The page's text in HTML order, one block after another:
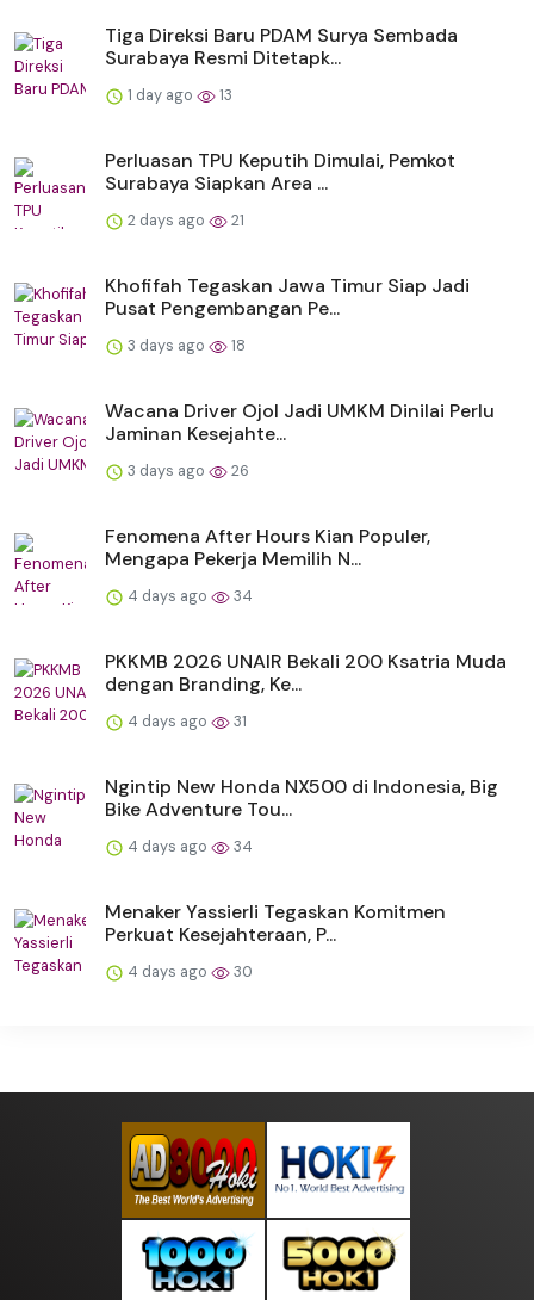
Tiga Direksi Baru PDAM Surya Sembada
Surabaya Resmi Ditetapk...
1 day ago 13
Perluasan TPU Keputih Dimulai, Pemkot
Surabaya Siapkan Area ...
2 days ago 21
Khofifah Tegaskan Jawa Timur Siap Jadi
Pusat Pengembangan Pe...
3 days ago 18
Wacana Driver Ojol Jadi UMKM Dinilai Perlu
Jaminan Kesejahte...
3 days ago 26
Fenomena After Hours Kian Populer,
Mengapa Pekerja Memilih N...
4 days ago 34
PKKMB 2026 UNAIR Bekali 200 Ksatria Muda
dengan Branding, Ke...
4 days ago 31
Ngintip New Honda NX500 di Indonesia, Big
Bike Adventure Tou...
4 days ago 34
Menaker Yassierli Tegaskan Komitmen
Perkuat Kesejahteraan, P...
4 days ago 30